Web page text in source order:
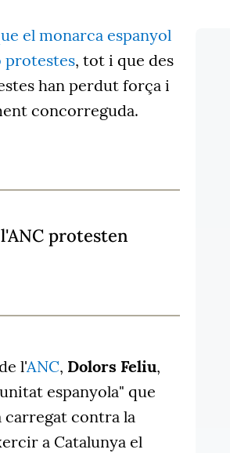
el monarca espanyol
protestes, tot i que des
han perdut força i
concorreguda.
protesten
l'ANC, Dolors Feliu,
espanyola" que
contra la
a Catalunya el